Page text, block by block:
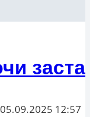
05.09.2025 12:57